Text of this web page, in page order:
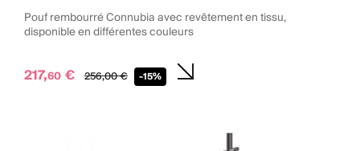
Pouf rembourré Connubia avec revêtement en tissu,
disponible en différentes couleurs
217,60 € 256,00€ -15%